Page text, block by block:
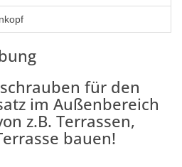
für den
im Außenbereich
z.B. Terrassen,
bauen!